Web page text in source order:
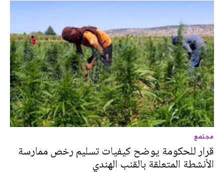
مجتمع
قرار للحكومة يوضح كيفيات تسليم رخص ممارسة
الأنشطة المتعلقة بالقنب الهندي